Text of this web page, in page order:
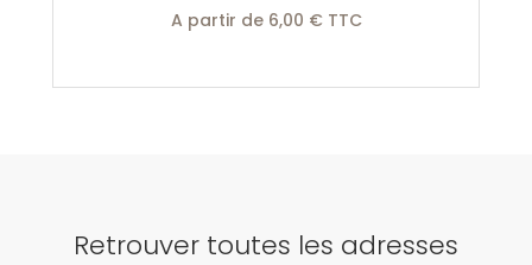
A partir de 6,00 € TTC
Retrouver toutes les adresses